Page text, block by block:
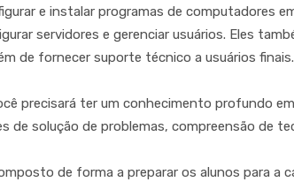
e instalar programas de computadores
servidores e gerenciar usuários. Eles
de fornecer suporte técnico a usuários finais.
precisará ter um conhecimento profundo
de solução de problemas, compreensão de
de forma a preparar os alunos para a